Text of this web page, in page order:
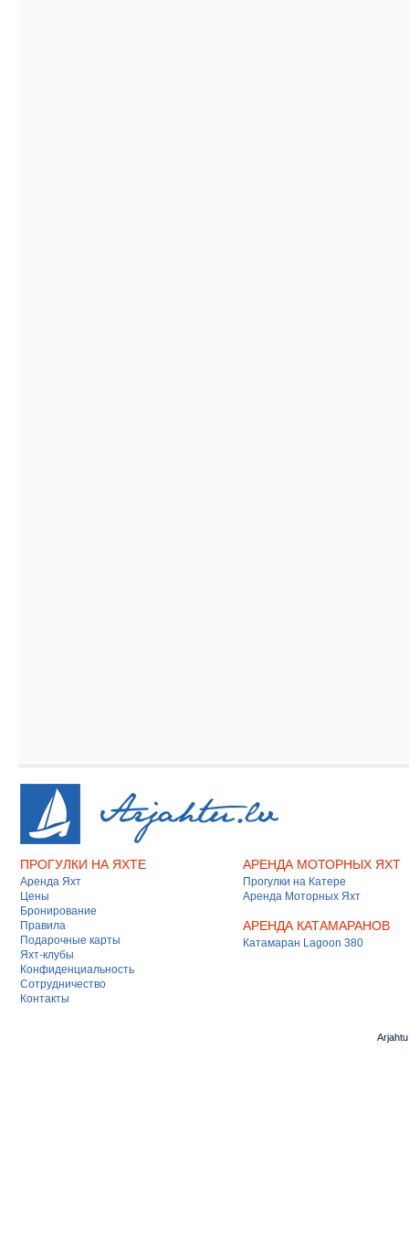
ПРОГУЛКИ НА ЯХТЕ
Аренда Яхт
Цены
Бронирование
Правила
Подарочные карты
Яхт-клубы
Конфиденциальность
Сотрудничество
Контакты
АРЕНДА МОТОРНЫХ ЯХТ
Прогулки на Катере
Аренда Моторных Яхт
АРЕНДА КАТАМАРАНОВ
Катамаран Lagoon 380